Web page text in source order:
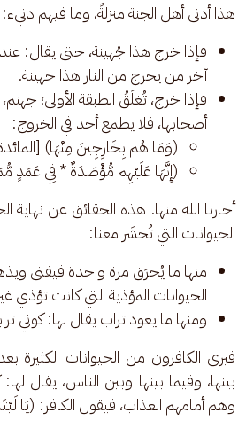
هذا أدنى أهل الجنة منزلةً، وما فيهم دنيء:
فإذا خرج هذا جُهينة، حتى يقال: عند
آخر من يخرج من النار هذا جهينة.
فإذا خرج، تُغلَقُ الطبقة الأولى؛
أصحابها، فلا يطمع أحد في الخروج:
(وَمَا هُم بِخَارِجِينَ مِنْهَا)
(إِنَّهَا عَلَيْهِم مُّؤْصَدَةٌ * فِي عَمَدٍ
أجارنا الله منها. هذه الحقائق عن نهاية
الحيوانات التي تُحشَر معنا:
منها ما يُحرَق مرة واحدة فيفنى
الحيوانات المؤذية التي كانت تؤذي
ومنها ما يعود تراب يقال لها: كوني
فيرى الكافرون من الحيوانات الكثيرة
بينها، وفيما بينها وبين الناس، يقال
وهم أمامهم العذاب، فيقول الكافر: (يَا لَيْتَنِي